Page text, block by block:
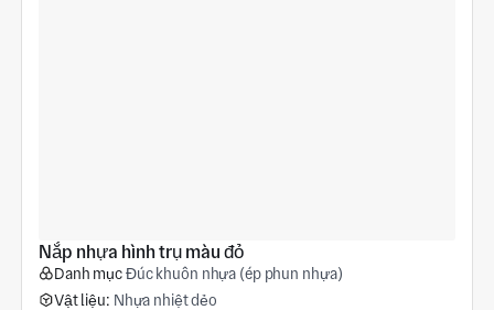
Nắp nhựa hình trụ màu đỏ
Danh mụcĐúc khuôn nhựa (ép phun nhựa)
Vật liệu: Nhựa nhiệt dẻo